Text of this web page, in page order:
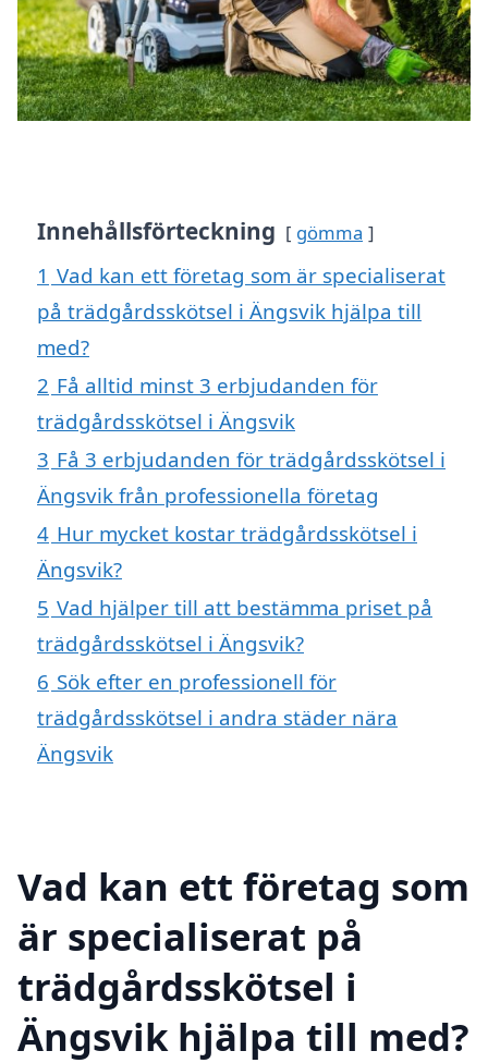
Innehållsförteckning gömma
1 Vad kan ett företag som är specialiserat
på trädgårdsskötsel i Ängsvik hjälpa till
med?
2 Få alltid minst 3 erbjudanden för
trädgårdsskötsel i Ängsvik
3 Få 3 erbjudanden för trädgårdsskötsel i
Ängsvik från professionella företag
4 Hur mycket kostar trädgårdsskötsel i
Ängsvik?
5 Vad hjälper till att bestämma priset på
trädgårdsskötsel i Ängsvik?
6 Sök efter en professionell för
trädgårdsskötsel i andra städer nära
Ängsvik
Vad kan ett företag som
är specialiserat på
trädgårdsskötsel i
Ängsvik hjälpa till med?